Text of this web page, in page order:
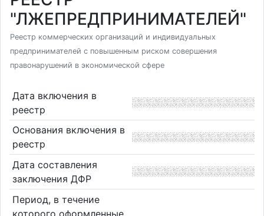
"ЛЖЕПРЕДПРИНИМАТЕЛЕЙ"
Реестр коммерческих организаций и индивидуальных
предпринимателей с повышенным риском совершения
правонарушений в экономической сфере
Дата включения в
реестр
Основания включения в
реестр
Дата составления
заключения ДФР
Период, в течение
которого оформленные